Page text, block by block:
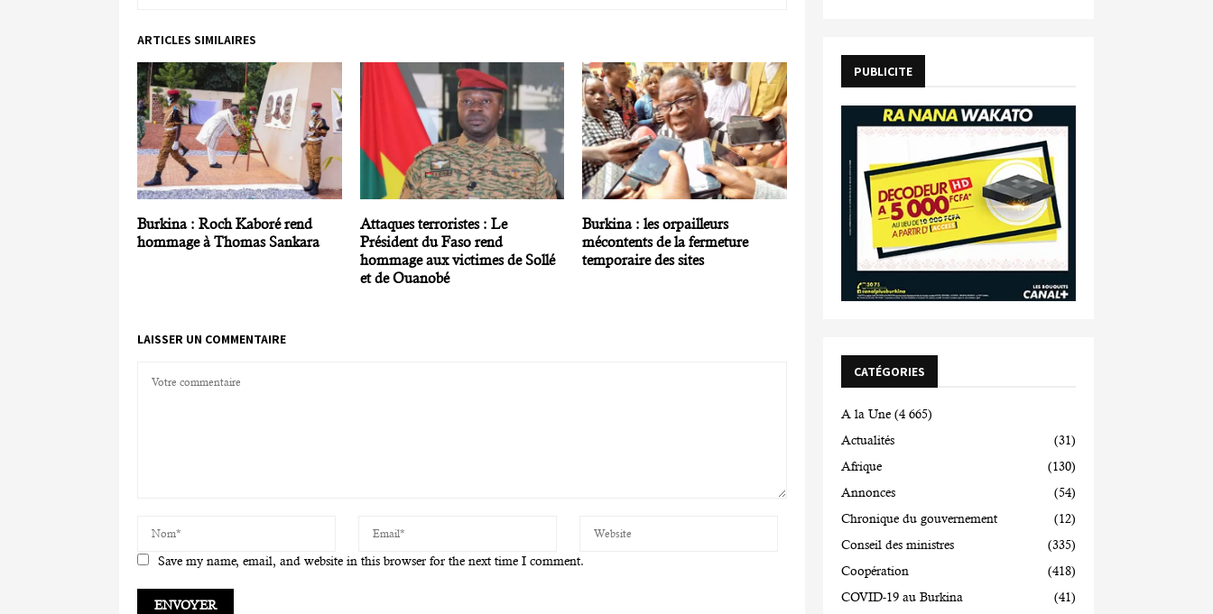
ARTICLES SIMILAIRES
Burkina : Roch Kaboré rend
hommage à Thomas Sankara
Attaques terroristes : Le
Président du Faso rend
hommage aux victimes de Sollé
et de Ouanobé
Burkina : les orpailleurs
mécontents de la fermeture
temporaire des sites
LAISSER UN COMMENTAIRE
Save my name, email, and website in this browser for the next time I comment.
PUBLICITE
CATÉGORIES
A la Une (4 665)
Actualités
(31)
Afrique
(130)
Annonces
(54)
Chronique du gouvernement
(12)
Conseil des ministres
(335)
Coopération
(418)
COVID-19 au Burkina
(41)